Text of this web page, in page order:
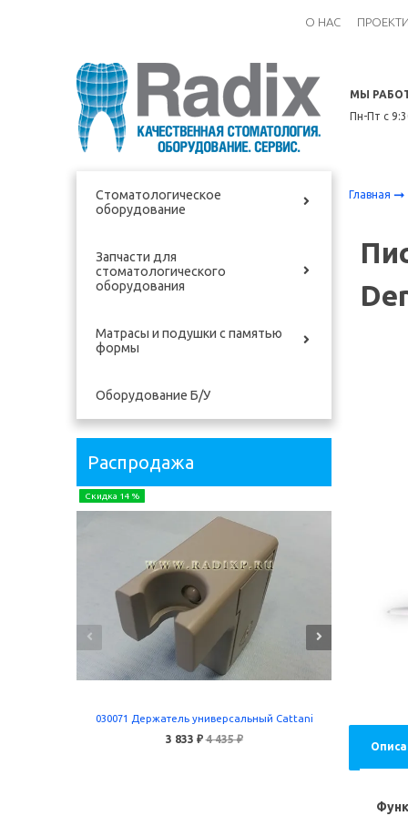
О НАС
МЫ
Пн-Пт с
Стоматологическое
оборудование
Запчасти для
стоматологического
оборудования
Матрасы и подушки с памятью
формы
Оборудование Б/У
Распродажа
Скидка 14 %
030071 Держатель универсальный Cattani
3 833 ₽ 4 435 ₽
Главная